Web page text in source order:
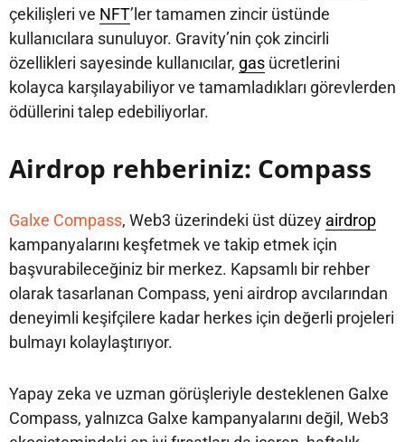
çekilişleri ve NFT’ler tamamen zincir üstünde
kullanıcılara sunuluyor. Gravity’nin çok zincirli
özellikleri sayesinde kullanıcılar, gas ücretlerini
kolayca karşılayabiliyor ve tamamladıkları görevlerden
ödüllerini talep edebiliyorlar.
Airdrop rehberiniz: Compass
Galxe Compass, Web3 üzerindeki üst düzey airdrop
kampanyalarını keşfetmek ve takip etmek için
başvurabileceğiniz bir merkez. Kapsamlı bir rehber
olarak tasarlanan Compass, yeni airdrop avcılarından
deneyimli keşifçilere kadar herkes için değerli projeleri
bulmayı kolaylaştırıyor.
Yapay zeka ve uzman görüşleriyle desteklenen Galxe
Compass, yalnızca Galxe kampanyalarını değil, Web3